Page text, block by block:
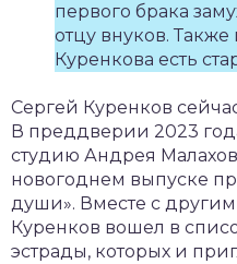
первого брака
отцу внуков. Также
Куренкова есть
Сергей Куренков
В преддверии 2023
студию Андрея
новогоднем выпуске
души». Вместе с
Куренков вошел в
эстрады, которых и